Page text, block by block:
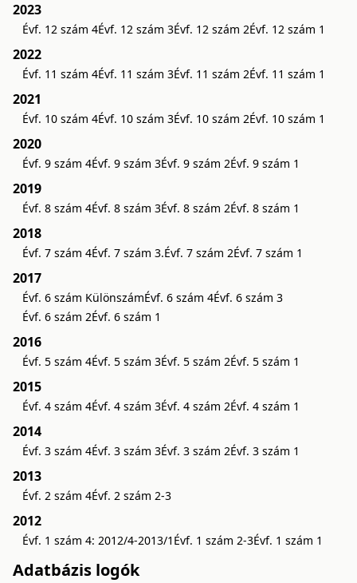
2023
Évf. 12 szám 4Évf. 12 szám 3Évf. 12 szám 2Évf. 12 szám 1
2022
Évf. 11 szám 4Évf. 11 szám 3Évf. 11 szám 2Évf. 11 szám 1
2021
Évf. 10 szám 4Évf. 10 szám 3Évf. 10 szám 2Évf. 10 szám 1
2020
Évf. 9 szám 4Évf. 9 szám 3Évf. 9 szám 2Évf. 9 szám 1
2019
Évf. 8 szám 4Évf. 8 szám 3Évf. 8 szám 2Évf. 8 szám 1
2018
Évf. 7 szám 4Évf. 7 szám 3.Évf. 7 szám 2Évf. 7 szám 1
2017
Évf. 6 szám KülönszámÉvf. 6 szám 4Évf. 6 szám 3
Évf. 6 szám 2Évf. 6 szám 1
2016
Évf. 5 szám 4Évf. 5 szám 3Évf. 5 szám 2Évf. 5 szám 1
2015
Évf. 4 szám 4Évf. 4 szám 3Évf. 4 szám 2Évf. 4 szám 1
2014
Évf. 3 szám 4Évf. 3 szám 3Évf. 3 szám 2Évf. 3 szám 1
2013
Évf. 2 szám 4Évf. 2 szám 2-3
2012
Évf. 1 szám 4: 2012/4-2013/1 Évf. 1 szám 2-3Évf. 1 szám 1
Adatbázis logók